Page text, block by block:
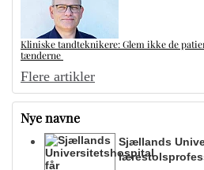
Kliniske tandteknikere: Glem ikke de
tænderne
Flere artikler
Nye navne
Sjællands